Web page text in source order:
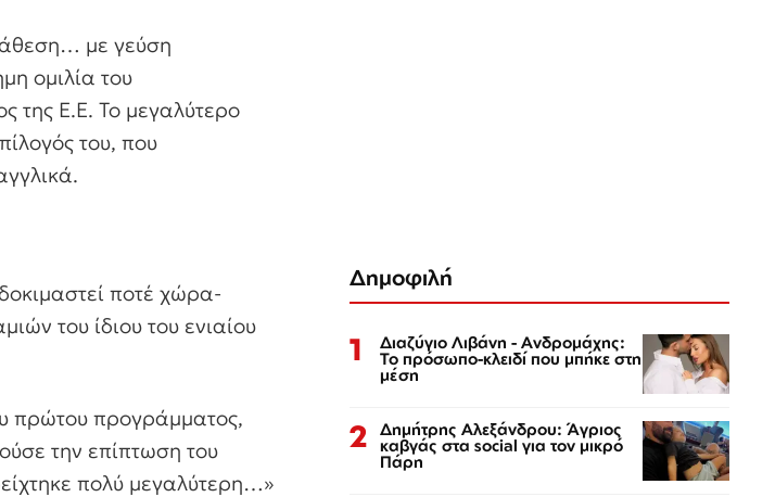
με γεύση
ομιλία του
της Ε.Ε. Το μεγαλύτερο
του, που
ποτέ χώρα-
του ίδιου του ενιαίου
πρώτου προγράμματος,
την επίπτωση του
πολύ μεγαλύτερη…»
Δημοφιλή
1 Διαζύγιο Λιβάνη - Ανδρομάχης:
Το πρόσωπο-κλειδί που μπήκε στη
μέση
2 Δημήτρης Αλεξάνδρου: Άγριος
καβγάς στα social για τον μικρό
Πάρη